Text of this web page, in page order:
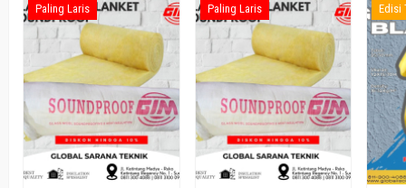
Paling Laris Paling Laris Edisi